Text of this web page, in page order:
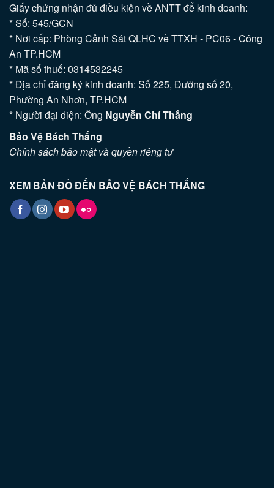
Giấy chứng nhận đủ điều kiện về ANTT để kinh doanh:
* Số: 545/GCN
* Nơi cấp: Phòng Cảnh Sát QLHC về TTXH - PC06 - Công
An TP.HCM
* Mã số thuế: 0314532245
* Địa chỉ đăng ký kinh doanh: Số 225, Đường số 20,
Phường An Nhơn, TP.HCM
* Người đại diện: Ông Nguyễn Chí Thắng
Bảo Vệ Bách Thắng
Chính sách bảo mật và quyền riêng tư
XEM BẢN ĐỒ ĐẾN BẢO VỆ BÁCH THẮNG